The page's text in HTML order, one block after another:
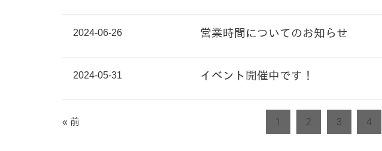
2024-06-26 営業時間についてのお知らせ
2024-05-31 イベント開催中です！
« 前 1 2 3 4